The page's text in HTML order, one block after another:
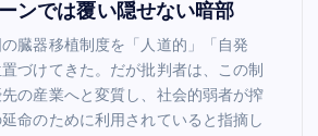
ンでは覆い隠せない暗部
臓器移植制度を「人道的」「自発
づけてきた。だが批判者は、この制
の産業へと変質し、社会的弱者が搾
命のために利用されていると指摘し